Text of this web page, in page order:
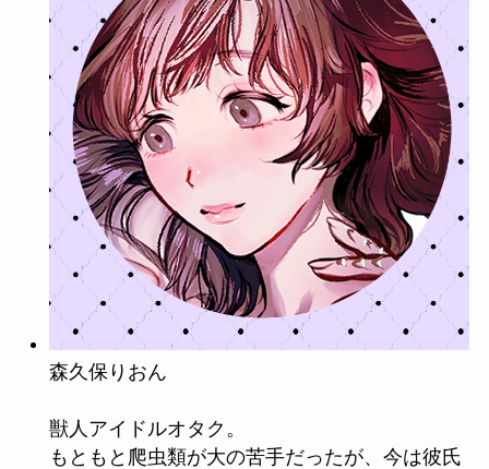
森久保りおん
獣人アイドルオタク。
もともと爬虫類が大の苦手だったが、今は彼氏